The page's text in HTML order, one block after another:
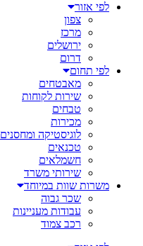
לפי אזור
צפון
מרכז
ירושלים
דרום
לפי תחום
מאבטחים
שירות לקוחות
טבחים
מכירות
לוגיסטיקה ומחסנים
טכנאים
חשמלאים
שירותי משרד
משרות שוות במיוחד
שכר גבוה
עבודות מעניינות
רכב צמוד